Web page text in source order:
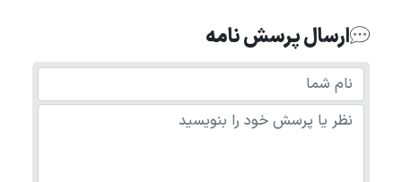
ارسال پرسش نامه